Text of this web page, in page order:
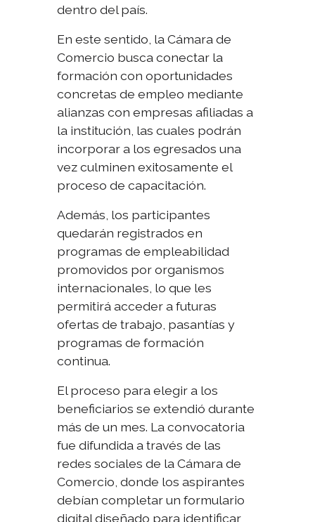
dentro del país.
En este sentido, la Cámara de
Comercio busca conectar la
formación con oportunidades
concretas de empleo mediante
alianzas con empresas afiliadas a
la institución, las cuales podrán
incorporar a los egresados una
vez culminen exitosamente el
proceso de capacitación.
Además, los participantes
quedarán registrados en
programas de empleabilidad
promovidos por organismos
internacionales, lo que les
permitirá acceder a futuras
ofertas de trabajo, pasantías y
programas de formación
continua.
El proceso para elegir a los
beneficiarios se extendió durante
más de un mes. La convocatoria
fue difundida a través de las
redes sociales de la Cámara de
Comercio, donde los aspirantes
debían completar un formulario
digital diseñado para identificar